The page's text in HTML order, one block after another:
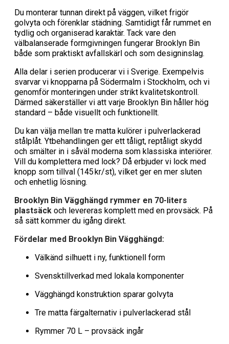
Du monterar tunnan direkt på väggen, vilket frigör
golvyta och förenklar städning. Samtidigt får rummet en
tydlig och organiserad karaktär. Tack vare den
välbalanserade formgivningen fungerar Brooklyn Bin
både som praktiskt avfallskärl och som designinslag.
Alla delar i serien producerar vi i Sverige. Exempelvis
svarvar vi knopparna på Södermalm i Stockholm, och vi
genomför monteringen under strikt kvalitetskontroll.
Därmed säkerställer vi att varje Brooklyn Bin håller hög
standard – både visuellt och funktionellt.
Du kan välja mellan tre matta kulörer i pulverlackerad
stålplåt. Ytbehandlingen ger ett tåligt, reptåligt skydd
och smälter in i såväl moderna som klassiska interiörer.
Vill du komplettera med lock? Då erbjuder vi lock med
knopp som tillval (145 kr/st), vilket ger en mer sluten
och enhetlig lösning.
Brooklyn Bin Vägghängd rymmer en 70-liters
plastsäck och levereras komplett med en provsäck. På
så sätt kommer du igång direkt.
Fördelar med Brooklyn Bin Vägghängd:
Välkänd silhuett i ny, funktionell form
Svensktillverkad med lokala komponenter
Vägghängd konstruktion sparar golvyta
Tre matta färgalternativ i pulverlackerad stål
Rymmer 70 L – provsäck ingår